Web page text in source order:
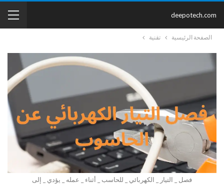
deepotech.com
الصفحة الرئيسية تقنية
فصل _ التيار _ الكهربائي _ للحاسب _ أثناء _ عمله _ يؤدي _ إلى